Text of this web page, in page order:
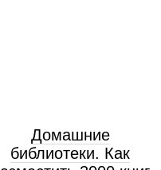
Домашние
библиотеки. Как